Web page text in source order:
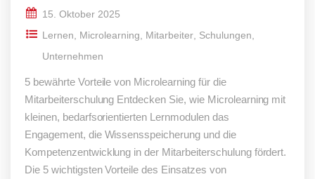
15. Oktober 2025
Lernen, Microlearning, Mitarbeiter, Schulungen,
Unternehmen
5 bewährte Vorteile von Microlearning für die
Mitarbeiterschulung Entdecken Sie, wie Microlearning mit
kleinen, bedarfsorientierten Lernmodulen das
Engagement, die Wissensspeicherung und die
Kompetenzentwicklung in der Mitarbeiterschulung fördert.
Die 5 wichtigsten Vorteile des Einsatzes von